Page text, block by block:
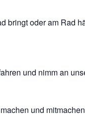
bringt oder am Rad
und nimm an
und